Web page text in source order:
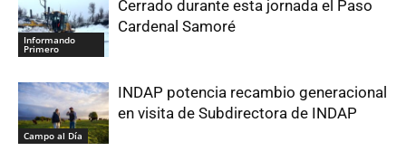
Informando
Primero
Cerrado durante esta jornada el Paso
Cardenal Samoré
Campo al Día
INDAP potencia recambio generacional
en visita de Subdirectora de INDAP